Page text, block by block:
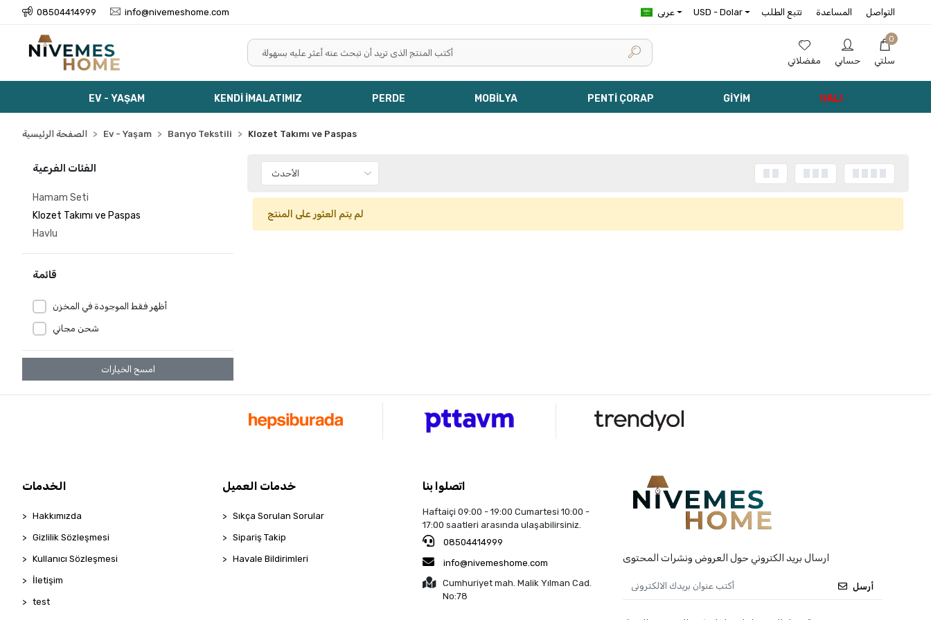
08504414999 info@nivemeshome.com عربى USD - Dolar تتبع الطلب المساعدة التواصل
مفضلاتي حسابي
0
سلتي
EV - YAŞAM KENDİ İMALATIMIZ PERDE MOBİLYA PENTİ ÇORAP GİYİM HALI
الصفحة الرئيسية Ev - Yaşam Banyo Tekstili Klozet Takımı ve Paspas
الفئات الفرعية
Hamam Seti
Klozet Takımı ve Paspas
Havlu
قائمة
أظهر فقط الموجودة في المخزن
شحن مجاني
امسح الخيارات
لم يتم العثور على المنتج
الخدمات
Hakkımızda
Gizlilik Sözleşmesi
Kullanıcı Sözleşmesi
İletişim
test
خدمات العميل
Sıkça Sorulan Sorular
Sipariş Takip
Havale Bildirimleri
اتصلوا بنا
Haftaiçi 09:00 - 19:00 Cumartesi 10:00 -
17:00 saatleri arasında ulaşabilirsiniz.
08504414999
info@nivemeshome.com
Cumhuriyet mah. Malik Yılman Cad.
No:78
ارسال بريد الكتروني حول العروض ونشرات المحتوى
أرسل